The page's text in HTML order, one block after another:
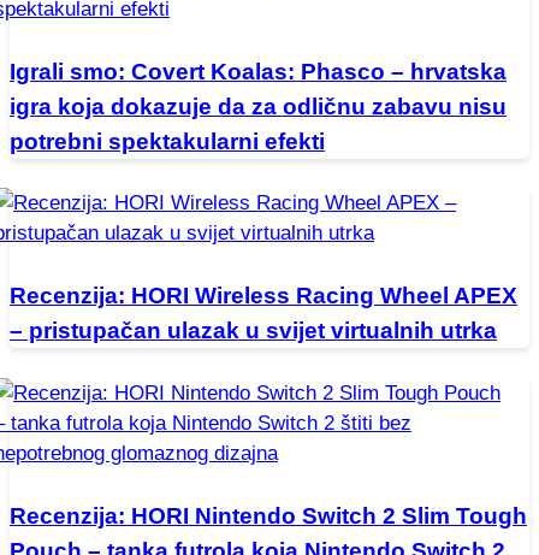
Igrali smo: Covert Koalas: Phasco – hrvatska
igra koja dokazuje da za odličnu zabavu nisu
potrebni spektakularni efekti
Recenzija: HORI Wireless Racing Wheel APEX
– pristupačan ulazak u svijet virtualnih utrka
Recenzija: HORI Nintendo Switch 2 Slim Tough